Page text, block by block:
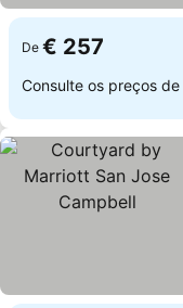
De € 257
Consulte os preços de